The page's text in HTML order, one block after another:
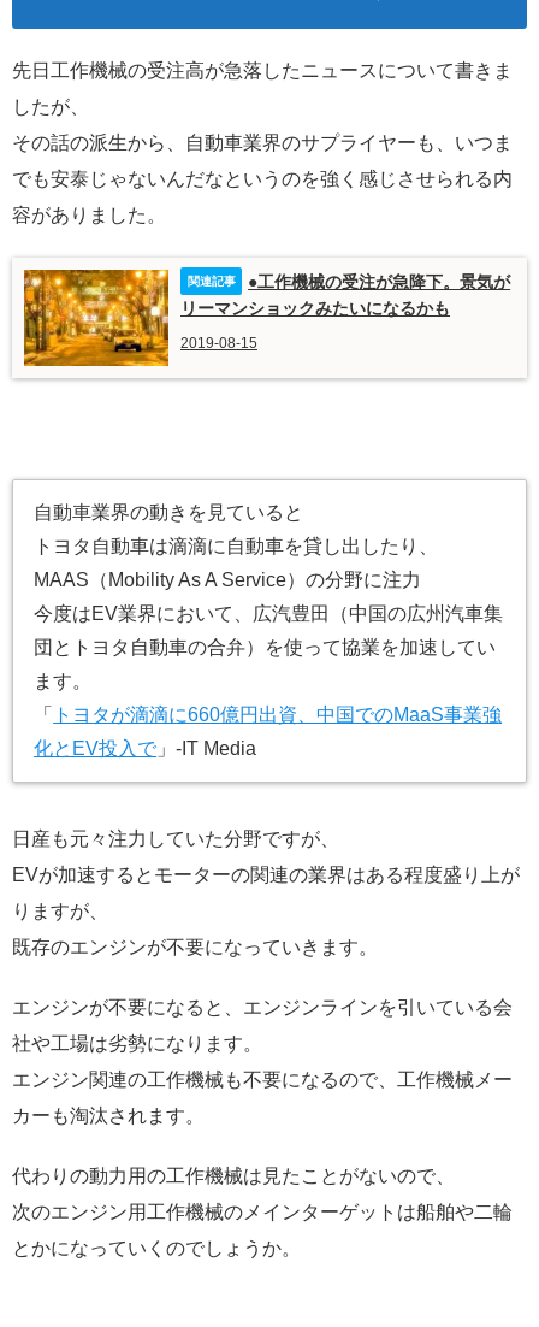
先日工作機械の受注高が急落したニュースについて書きま
したが、
その話の派生から、自動車業界のサプライヤーも、いつま
でも安泰じゃないんだなというのを強く感じさせられる内
容がありました。
●工作機械の受注が急降下。景気が
リーマンショックみたいになるかも
2019-08-15
自動車業界の動きを見ていると
トヨタ自動車は滴滴に自動車を貸し出したり、
MAAS（Mobility As A Service）の分野に注力
今度はEV業界において、広汽豊田（中国の広州汽車集
団とトヨタ自動車の合弁）を使って協業を加速してい
ます。
「
トヨタが滴滴に660億円出資、中国でのMaaS事業強
化とEV投入で」-IT Media
日産も元々注力していた分野ですが、
EVが加速するとモーターの関連の業界はある程度盛り上が
りますが、
既存のエンジンが不要になっていきます。
エンジンが不要になると、エンジンラインを引いている会
社や工場は劣勢になります。
エンジン関連の工作機械も不要になるので、工作機械メー
カーも淘汰されます。
代わりの動力用の工作機械は見たことがないので、
次のエンジン用工作機械のメインターゲットは船舶や二輪
とかになっていくのでしょうか。